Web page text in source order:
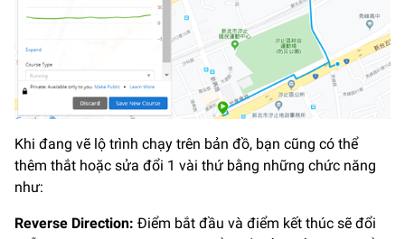
Khi đang vẽ lộ trình chạy trên bản đồ, bạn cũng có thể
thêm thắt hoặc sửa đổi 1 vài thứ bằng những chức năng
như:
Reverse Direction: Điểm bắt đầu và điểm kết thúc sẽ đổi